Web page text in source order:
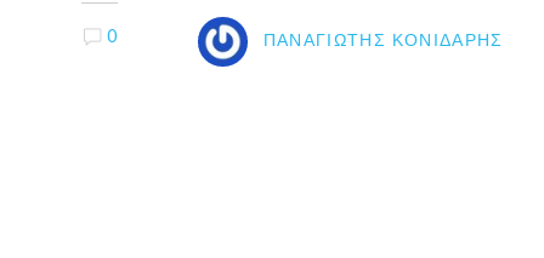
0 ΠΑΝΑΓΙΏΤΗΣ ΚΟΝΙΔΆΡΗΣ